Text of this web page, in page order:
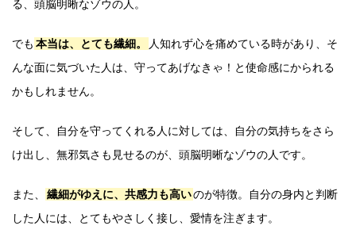
る、頭脳明晰なゾウの人。
でも 本当は、とても繊細。
人知れず心を痛めている時があり、そ
んな面に気づいた人は、守ってあげなきゃ！と使命感にかられる
かもしれません。
そして、自分を守ってくれる人に対しては、自分の気持ちをさら
け出し、無邪気さも見せるのが、頭脳明晰なゾウの人です。
また、 繊細がゆえに、共感力も高いのが特徴。自分の身内と判断
した人には、とてもやさしく接し、愛情を注ぎます。